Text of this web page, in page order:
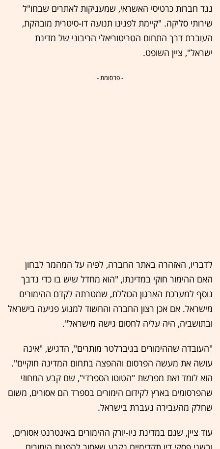
נגד חברות כרטיסי האשראי, שמעניקות לאתרים שבחו"ל
שירותי סליקה. "קיימת לפנינו תנועה דו-סיטרית מובהקת,
העוברת דרך התחום הטריטוריאלי הריבוני של מדינת
ישראל", ציין השופט.
- פרסומת -
לדבריו, האזהרה באתר החברה, לפיה על המהמר לבחון
האם ההימור חוקי במדינתו, "הוא מחדל שיש בו כדי נדבך
נוסף למערכת הארגון הכוללת, שמטרתה לקדם ההימורים
מישראל. אם אכן רצון החברה והחשוד למנוע פגיעה בישראל
ובתושביה, היה עליה לחסום גישה מישראל".
"העובדה שההימורים בגיברלטר מותרים", הדגיש, "אינה
עושה את מעשה הפרסום וההפצה בתחום המדינה חוקיים".
הוא לומד זאת מפרשת "הטוטו הספרדי", שם קבע המחוזי
שהפרסומים בארץ לקידום הימורים בספרד הם אסורים, משום
שחלק מהעבירה נעברת בישראל.
עוד ציין, שגם במדינת ניו-יורק ההימורים באינטרנט אסורים,